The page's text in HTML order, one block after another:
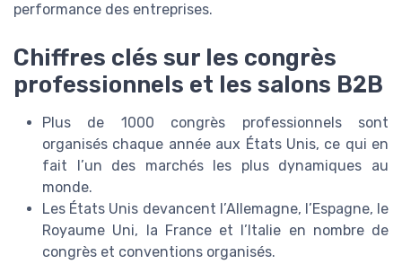
performance des entreprises.
Chiffres clés sur les congrès
professionnels et les salons B2B
Plus de 1000 congrès professionnels sont
organisés chaque année aux États Unis, ce qui en
fait l’un des marchés les plus dynamiques au
monde.
Les États Unis devancent l’Allemagne, l’Espagne, le
Royaume Uni, la France et l’Italie en nombre de
congrès et conventions organisés.